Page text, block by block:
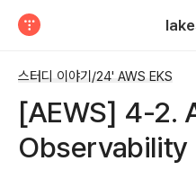
스터디 이야기/24' AWS EKS
[AEWS] 4-2.
Observability